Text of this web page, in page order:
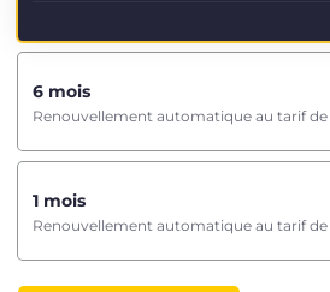
6 mois
Renouvellement automatique au tarif de
1 mois
Renouvellement automatique au tarif de